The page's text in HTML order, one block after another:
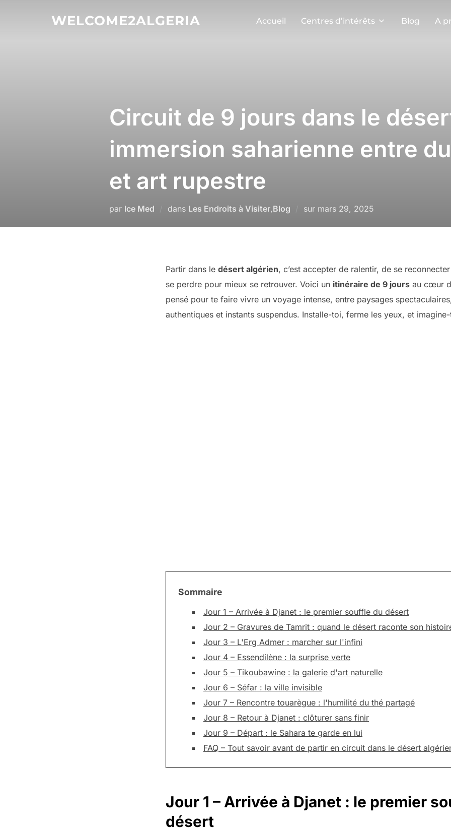
WELCOME2ALGERIA Accueil Centres d’intérêts Blog A
Circuit de 9 jours dans le
immersion saharienne entre
et art rupestre
par Ice Med dans Les Endroits à Visiter,Blog sur Publié
mars 29, 2025
Partir dans le désert algérien, c’est accepter de ralentir, de se
se perdre pour mieux se retrouver. Voici un itinéraire de 9 jours au cœur
pensé pour te faire vivre un voyage intense, entre paysages
authentiques et instants suspendus. Installe-toi, ferme les yeux, et
Sommaire
Jour 1 – Arrivée à Djanet : le premier souffle du désert
Jour 2 – Gravures de Tamrit : quand le désert raconte son
Jour 3 – L'Erg Admer : marcher sur l'infini
Jour 4 – Essendilène : la surprise verte
Jour 5 – Tikoubawine : la galerie d'art naturelle
Jour 6 – Séfar : la ville invisible
Jour 7 – Rencontre touarègue : l'humilité du thé partagé
Jour 8 – Retour à Djanet : clôturer sans finir
Jour 9 – Départ : le Sahara te garde en lui
FAQ – Tout savoir avant de partir en circuit dans le désert
Jour 1 – Arrivée à Djanet : le premier
désert